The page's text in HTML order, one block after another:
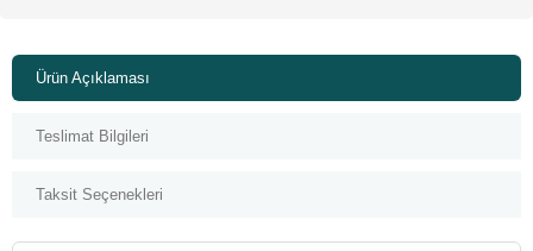
Ürün Açıklaması
Teslimat Bilgileri
Taksit Seçenekleri